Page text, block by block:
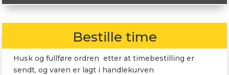
Bestille time
Husk og fullføre ordren etter at timebestilling er
sendt, og varen er lagt i handlekurven